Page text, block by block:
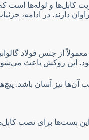
و لوله‌ها است
دارند. در ادامه،
از جنس فولاد
این روکش باعث
نیز آسان باشد.
بست‌ها برای نصب